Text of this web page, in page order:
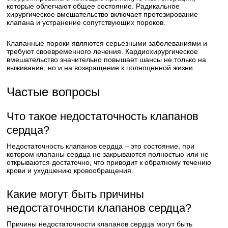
которые облегчают общее состояние. Радикальное
хирургическое вмешательство включает протезирование
клапана и устранение сопутствующих пороков.
Клапанные пороки являются серьезными заболеваниями и
требуют своевременного лечения. Кардиохирургическое
вмешательство значительно повышает шансы не только на
выживание, но и на возвращение к полноценной жизни.
Частые вопросы
Что такое недостаточность клапанов
сердца?
Недостаточность клапанов сердца – это состояние, при
котором клапаны сердца не закрываются полностью или не
открываются достаточно, что приводит к обратному течению
крови и ухудшению кровообращения.
Какие могут быть причины
недостаточности клапанов сердца?
Причины недостаточности клапанов сердца могут быть